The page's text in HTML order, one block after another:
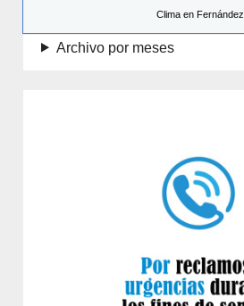
Clima en Fernández
Archivo por meses